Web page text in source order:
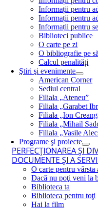
Informații pentru
Informații pentru
Informații pentru
Biblioteci publice
O carte pe zi
O bibliografie pe
Calcul penalități
Ştiri şi evenimente
American Corner
Sediul central
Filiala „Ateneu”
Filiala „Garabet
Filiala „Ion
Filiala „Mihail
Filiala „Vasile
Programe şi proiecte
PERFECŢIONAREA ŞI
DOCUMENTE ŞI A
O carte pentru vârsta
Dacă nu poţi veni la
Biblioteca ta
Biblioteca pentru toţi
Hai la film